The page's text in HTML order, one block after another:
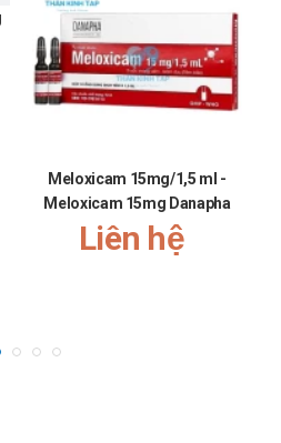
Meloxicam 15mg/1,5 ml -
Meloxicam 15mg Danapha
Liên hệ